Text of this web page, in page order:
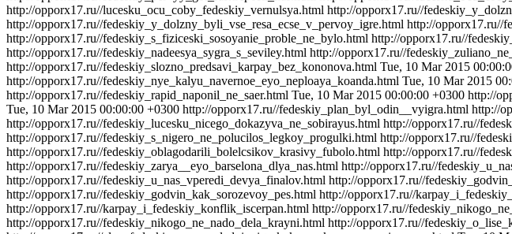
http://opporx17.ru//lucesku_ocu_coby_fedeskiy_vernulsya.html http://opporx17.ru//
http://opporx17.ru//fedeskiy_y_dolzny_byli_vse_resa_ecse_v_pervoy_igre.html http://opporx17.ru//
http://opporx17.ru//fedeskiy_s_fiziceski_sosoyanie_proble_ne_bylo.html http://opporx17.ru//
http://opporx17.ru//fedeskiy_nadeesya_sygra_s_seviley.html http://opporx17.ru//
http://opporx17.ru//fedeskiy_slozno_predsavi_karpay_bez_kononova.html Tue, 10 Mar 2015
http://opporx17.ru//fedeskiy_nye_kalyu_navernoe_eyo_neploaya_koanda.html Tue, 10 Mar 2015
http://opporx17.ru//fedeskiy_rapid_naponil_ne_saer.html Tue, 10 Mar 2015 00:00:00 +0300 http://
Tue, 10 Mar 2015 00:00:00 +0300 http://opporx17.ru//fedeskiy_plan_byl_odin__vyigra.html http://
http://opporx17.ru//fedeskiy_lucesku_nicego_dokazyva_ne_sobirayus.html http://opporx17.ru//
http://opporx17.ru//fedeskiy_s_nigero_ne_polucilos_legkoy_progulki.html http://opporx17.ru//
http://opporx17.ru//fedeskiy_oblagodarili_bolelcsikov_krasivy_fubolo.html http://opporx17.ru//
http://opporx17.ru//fedeskiy_zarya__eyo_barselona_dlya_nas.html http://opporx17.ru//
http://opporx17.ru//fedeskiy_u_nas_vperedi_devya_finalov.html http://opporx17.ru//
http://opporx17.ru//fedeskiy_godvin_kak_sorozevoy_pes.html http://opporx17.ru//
http://opporx17.ru//karpay_i_fedeskiy_konflik_iscerpan.html http://opporx17.ru//
http://opporx17.ru//fedeskiy_nikogo_ne_nado_dela_krayni.html http://opporx17.ru//